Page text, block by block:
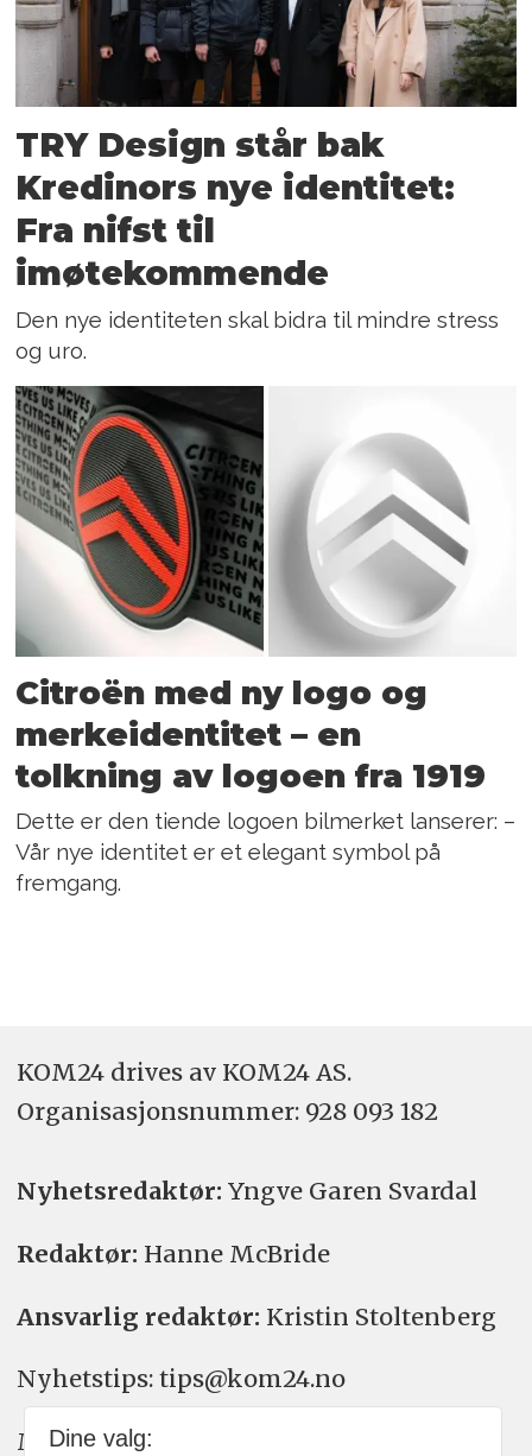
TRY Design står bak
Kredinors nye identitet:
Fra nifst til
imøtekommende
Den nye identiteten skal bidra til mindre stress
og uro.
Citroën med ny logo og
merkeidentitet – en
tolkning av logoen fra 1919
Dette er den tiende logoen bilmerket lanserer: –
Vår nye identitet er et elegant symbol på
fremgang.
KOM24 drives av KOM24 AS.
Organisasjons­nummer: 928 093 182
Nyhetsredaktør: Yngve Garen Svardal
Redaktør: Hanne McBride
Ansvarlig redaktør: Kristin Stoltenberg
Nyhetstips: tips@kom24.no
Meninger: meninger@kom24.no
Dine valg: